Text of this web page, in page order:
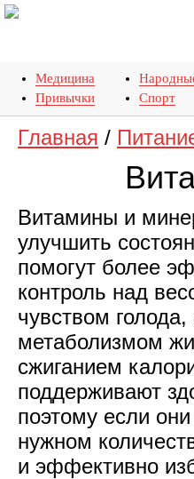
Медицина
Привычки
Спорт
Главная /
Витамины и
улучшить
помогут более
контроль над
чувством
метаболизмом
сжиганием
поддерживают
поэтому если
нужном
и эффективно